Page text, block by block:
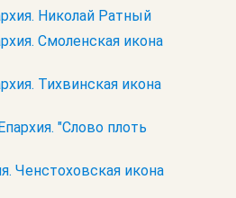
Николай Ратный
Смоленская икона
Тихвинская икона
"Слово плоть
Ченстоховская икона